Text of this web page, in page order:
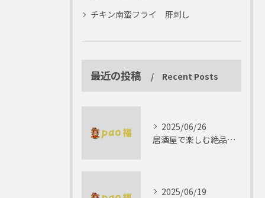
チキン南蛮フライ 肝刺し
最近の投稿 Recent Posts
2025/06/26
居酒屋で楽しむ絶品テリーヌの世界
2025/06/19